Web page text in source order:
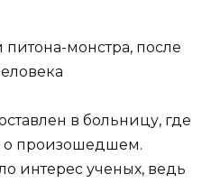
в больницу, где
о произошедшем.
интерес ученых, ведь